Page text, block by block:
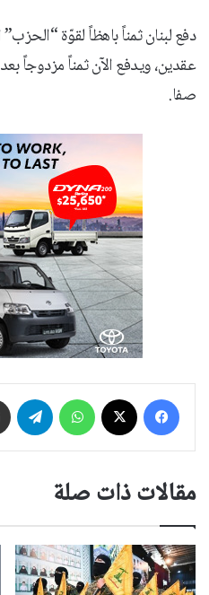
دفع لبنان ثمناً باهظاً لقوّة
عقدين، ويدفع الآن ثمناً مزدوجاً
صفا.
فيسبوك واتساب
مقالات ذات صلة